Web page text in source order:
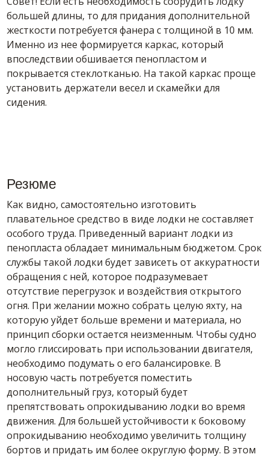
большей длины, то для придания дополнительной
жесткости потребуется фанера с толщиной в 10 мм.
Именно из нее формируется каркас, который
впоследствии обшивается пенопластом и
покрывается стеклотканью. На такой каркас проще
установить держатели весел и скамейки для
сидения.
Резюме
Как видно, самостоятельно изготовить
плавательное средство в виде лодки не составляет
особого труда. Приведенный вариант лодки из
пенопласта обладает минимальным бюджетом. Срок
службы такой лодки будет зависеть от аккуратности
обращения с ней, которое подразумевает
отсутствие перегрузок и воздействия открытого
огня. При желании можно собрать целую яхту, на
которую уйдет больше времени и материала, но
принцип сборки остается неизменным. Чтобы судно
могло глиссировать при использовании двигателя,
необходимо подумать о его балансировке. В
носовую часть потребуется поместить
дополнительный груз, который будет
препятствовать опрокидыванию лодки во время
движения. Для большей устойчивости к боковому
опрокидыванию необходимо увеличить толщину
бортов и придать им более округлую форму. В этом